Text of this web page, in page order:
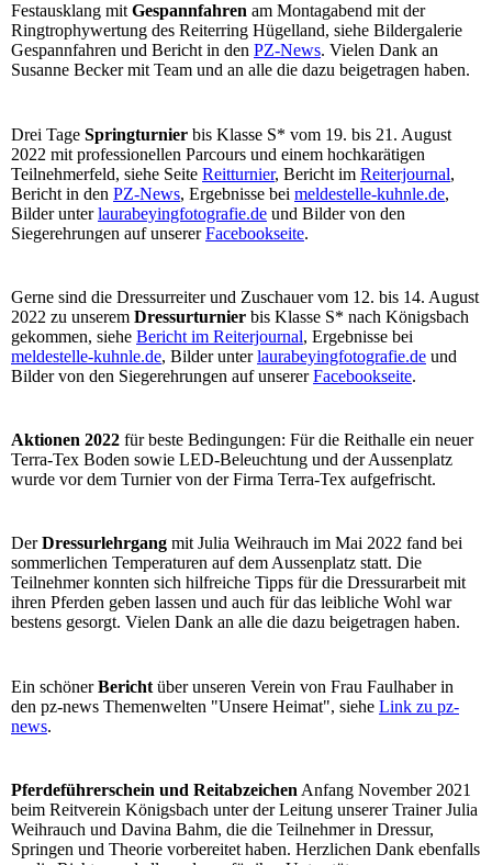
Festausklang mit Gespannfahren am Montagabend mit der
Ringtrophywertung des Reiterring Hügelland, siehe Bildergalerie
Gespannfahren und Bericht in den PZ-News. Vielen Dank an
Susanne Becker mit Team und an alle die dazu beigetragen haben.
Drei Tage Springturnier bis Klasse S* vom 19. bis 21. August
2022 mit professionellen Parcours und einem hochkarätigen
Teilnehmerfeld, siehe Seite Reitturnier, Bericht im Reiterjournal,
Bericht in den PZ-News, Ergebnisse bei meldestelle-kuhnle.de,
Bilder unterlaurabeyingfotografie.de und Bilder von den
Siegerehrungen auf unsererFacebookseite.
Gerne sind die Dressurreiter und Zuschauer vom 12. bis 14. August
2022 zu unserem Dressurturnier bis Klasse S* nach Königsbach
gekommen, siehe Bericht im Reiterjournal, Ergebnisse bei
meldestelle-kuhnle.de, Bilder unterlaurabeyingfotografie.de und
Bilder von den Siegerehrungen auf unsererFacebookseite.
Aktionen 2022 für beste Bedingungen: Für die Reithalle ein neuer
Terra-Tex Boden sowie LED-Beleuchtung und der Aussenplatz
wurde vor dem Turnier von der Firma Terra-Tex aufgefrischt.
DerDressurlehrgang mit Julia Weihrauch im Mai 2022 fand bei
sommerlichen Temperaturen auf dem Aussenplatz statt. Die
Teilnehmer konnten sich hilfreiche Tipps für die Dressurarbeit mit
ihren Pferden geben lassen und auch für das leibliche Wohl war
bestens gesorgt. Vielen Dank an alle die dazu beigetragen haben.
Ein schönerBericht über unseren Verein von Frau Faulhaber in
den pz-news Themenwelten "Unsere Heimat", siehe Link zu pz-
news.
Pferdeführerschein und Reitabzeichen Anfang November 2021
beim Reitverein Königsbach unter der Leitung unserer Trainer Julia
Weihrauch und Davina Bahm, die die Teilnehmer in Dressur,
Springen und Theorie vorbereitet haben. Herzlichen Dank ebenfalls